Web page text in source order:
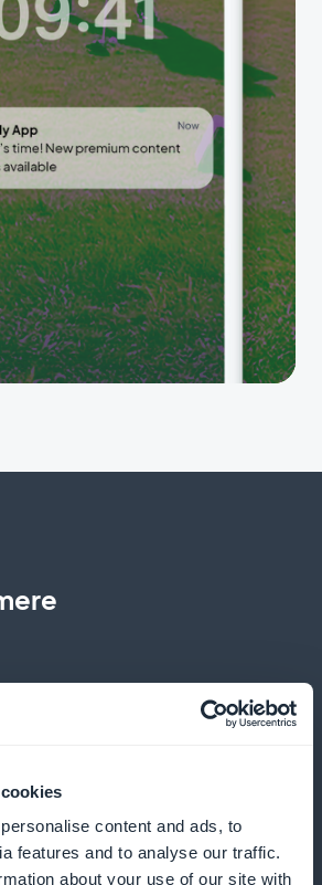
content and ads, to
features and to analyse our traffic.
about your use of our site with
af abonnenternes